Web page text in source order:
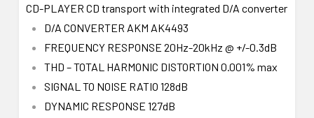
CD-PLAYER CD transport with integrated D/A converter
D/A CONVERTER AKM AK4493
FREQUENCY RESPONSE 20Hz-20kHz @ +/-0.3dB
THD – TOTAL HARMONIC DISTORTION 0.001% max
SIGNAL TO NOISE RATIO 128dB
DYNAMIC RESPONSE 127dB